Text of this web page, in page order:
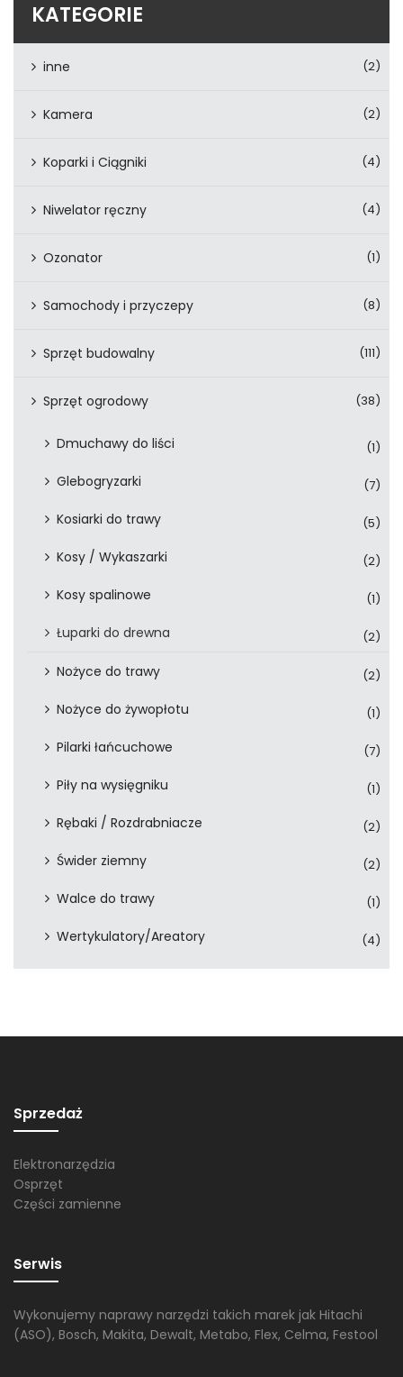
KATEGORIE
inne (2)
Kamera (2)
Koparki i Ciągniki (4)
Niwelator ręczny (4)
Ozonator (1)
Samochody i przyczepy (8)
Sprzęt budowalny (111)
Sprzęt ogrodowy (38)
Dmuchawy do liści (1)
Glebogryzarki (7)
Kosiarki do trawy (5)
Kosy / Wykaszarki (2)
Kosy spalinowe (1)
Łuparki do drewna (2)
Nożyce do trawy (2)
Nożyce do żywopłotu (1)
Pilarki łańcuchowe (7)
Piły na wysięgniku (1)
Rębaki / Rozdrabniacze (2)
Świder ziemny (2)
Walce do trawy (1)
Wertykulatory/Areatory (4)
Sprzedaż
Elektronarzędzia
Osprzęt
Części zamienne
Serwis
Wykonujemy naprawy narzędzi takich marek jak Hitachi
(ASO), Bosch, Makita, Dewalt, Metabo, Flex, Celma, Festool